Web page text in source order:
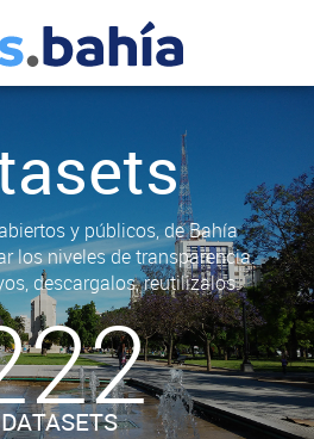
y públicos, de Bahía
los niveles de transparencia.
descargalos, reutilizalos.
DATASETS